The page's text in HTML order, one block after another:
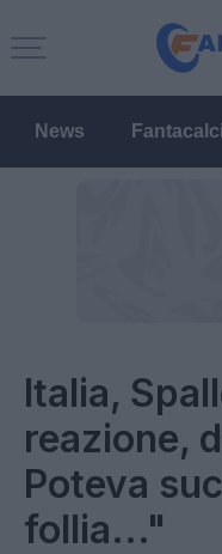
News
Italia,
reazione,
Poteva
follia..."